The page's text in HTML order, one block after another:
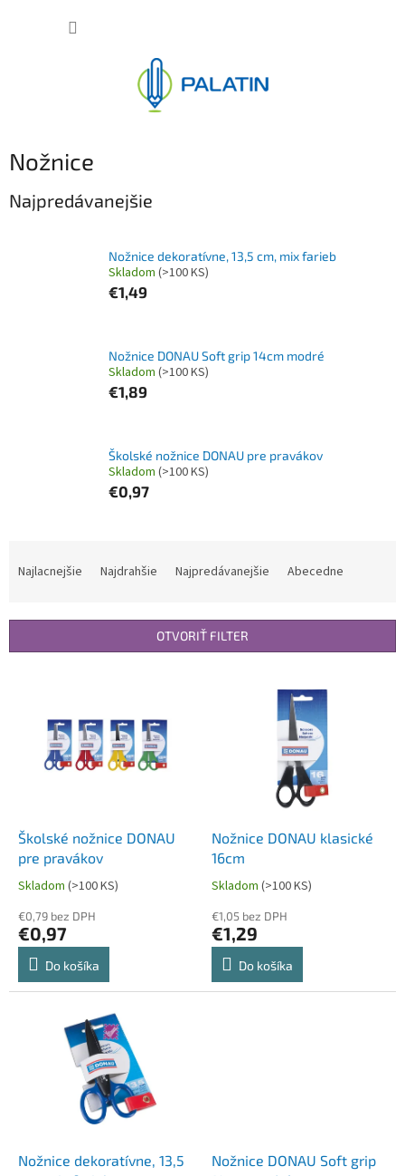
Nožnice
Najpredávanejšie
Nožnice dekoratívne, 13,5 cm, mix farieb
Skladom (>100 KS)
€1,49
Nožnice DONAU Soft grip 14cm modré
Skladom (>100 KS)
€1,89
Školské nožnice DONAU pre pravákov
Skladom (>100 KS)
€0,97
i
Najlacnejšie Najdrahšie Najpredávanejšie Abecedne
OTVORIŤ FILTER
Školské nožnice DONAU
pre pravákov
Skladom (>100 KS)
€0,79 bez DPH
€0,97
Do košíka
Nožnice DONAU klasické
16cm
Skladom (>100 KS)
€1,05 bez DPH
€1,29
Do košíka
Nožnice dekoratívne, 13,5
Nožnice DONAU Soft grip